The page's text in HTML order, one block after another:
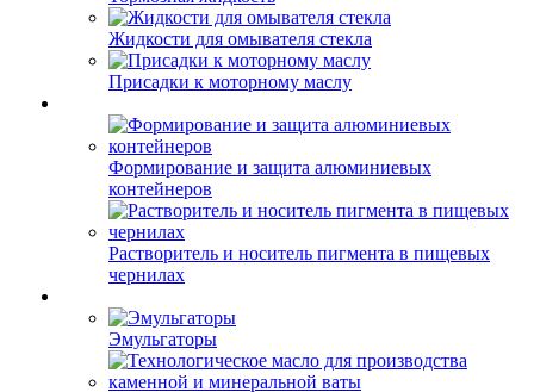
Жидкости для омывателя стекла
Присадки к моторному маслу
Формирование и защита алюминиевых
контейнеров
Растворитель и носитель пигмента в пищевых
чернилах
Эмульгаторы